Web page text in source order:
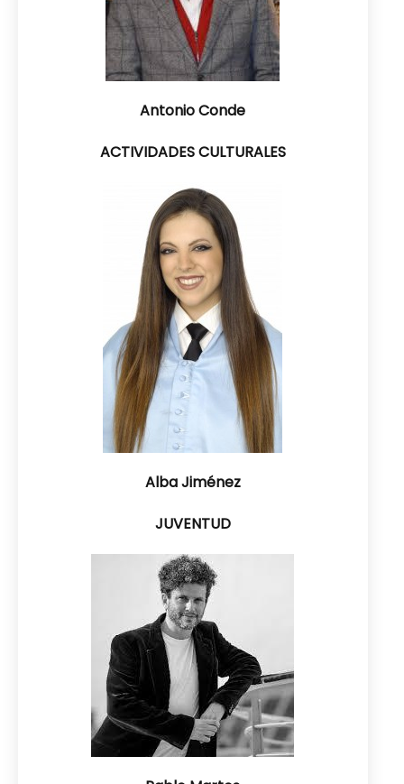
Antonio Conde
ACTIVIDADES CULTURALES
Alba Jiménez
JUVENTUD